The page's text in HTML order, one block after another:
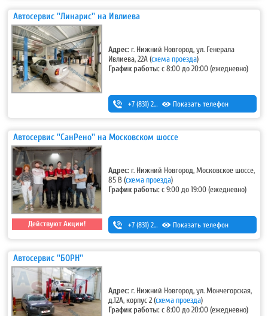
Автосервис ''Линарис'' на Ивлиева
Адрес: г. Нижний Новгород, ул. Генерала
Ивлиева, 22А(схема проезда)
График работы:с 8:00 до 20:00 (ежедневно)
+7 (831) 266-00-13 Показать телефон
Автосервис ''СанРено'' на Московском шоссе
Действуют Акции!
Адрес: г. Нижний Новгород, Московское шоссе,
85 В(схема проезда)
График работы:с 9:00 до 19:00 (ежедневно)
+7 (831) 280-69-88 Показать телефон
Автосервис ''БОРН''
Адрес: г. Нижний Новгород, ул. Мончегорская,
д.12А, корпус 2(схема проезда)
График работы:с 8:00 до 20:00 (ежедневно)